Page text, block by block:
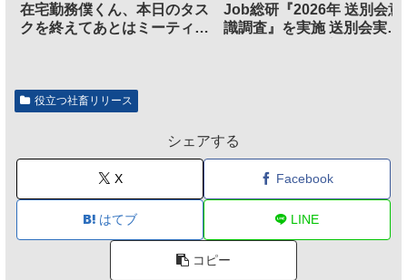
在宅勤務僕くん、本日のタス
クを終えてあとはミーティン
Job総研『2026年 送別会意
識調査』を実施 送別会実施
役立つ社畜リリース
シェアする
X Facebook
はてブ LINE
コピー